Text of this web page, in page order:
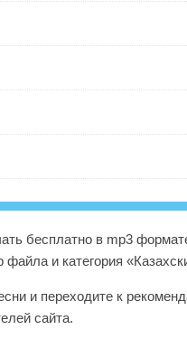
бесплатно в mp3
и категория
и переходите к
сайта.